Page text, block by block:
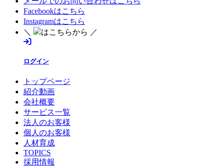
Facebookはこちら
Instagramはこちら
＼
はこちらから ／
ログイン
トップページ
紹介動画
会社概要
サービス一覧
法人のお客様
個人のお客様
人材育成
TOPICS
採用情報